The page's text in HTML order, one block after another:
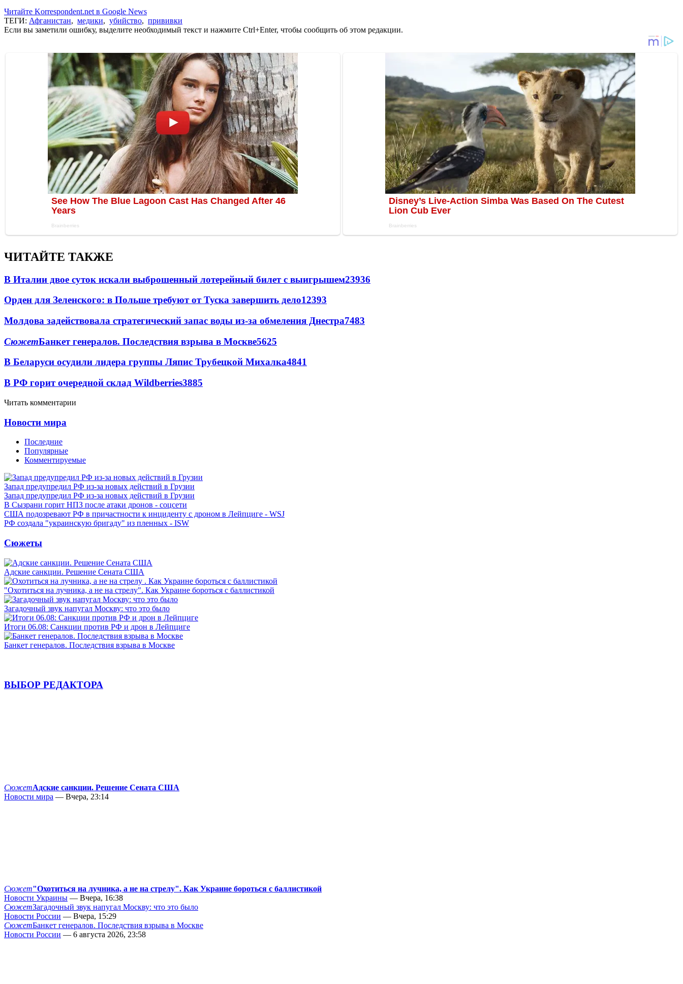
Читайте Korrespondent.net в Google News
ТЕГИ: Афганистан, медики, убийство, прививки
Если вы заметили ошибку, выделите необходимый текст и нажмите Ctrl+Enter, чтобы сообщить об этом редакции.
ЧИТАЙТЕ ТАКЖЕ
В Италии двое суток искали выброшенный лотерейный билет с выигрышем23936
Орден для Зеленского: в Польше требуют от Туска завершить дело12393
Молдова задействовала стратегический запас воды из-за обмеления Днестра7483
СюжетБанкет генералов. Последствия взрыва в Москве5625
В Беларуси осудили лидера группы Ляпис Трубецкой Михалка4841
В РФ горит очередной склад Wildberries3885
Читать комментарии
Новости мира
Последние
Популярные
Комментируемые
Запад предупредил РФ из-за новых действий в Грузии
Запад предупредил РФ из-за новых действий в Грузии
В Сызрани горит НПЗ после атаки дронов - соцсети
США подозревают РФ в причастности к инциденту с дроном в Лейпциге - WSJ
РФ создала "украинскую бригаду" из пленных - ISW
Сюжеты
Адские санкции. Решение Сената США
"Охотиться на лучника, а не на стрелу". Как Украине бороться с баллистикой
Загадочный звук напугал Москву: что это было
Итоги 06.08: Санкции против РФ и дрон в Лейпциге
Банкет генералов. Последствия взрыва в Москве
ВЫБОР РЕДАКТОРА
СюжетАдские санкции. Решение Сената США
Новости мира — Вчера, 23:14
Сюжет"Охотиться на лучника, а не на стрелу". Как Украине бороться с баллистикой
Новости Украины — Вчера, 16:38
СюжетЗагадочный звук напугал Москву: что это было
Новости России — Вчера, 15:29
СюжетБанкет генералов. Последствия взрыва в Москве
Новости России — 6 августа 2026, 23:58